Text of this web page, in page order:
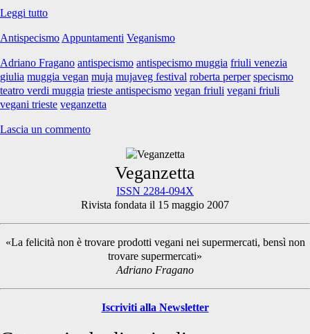
Leggi tuttoParlando
veganismo
antispecismo
a
Muggia
Antispecismo Appuntamenti Veganismo
Adriano Fragano antispecismo antispecismo muggia friuli venezia
giulia muggia vegan muja mujaveg festival roberta perper specismo
teatro verdi muggia trieste antispecismo vegan friuli vegani friuli
vegani trieste veganzetta
Lascia un commento
Sidebar
Veganzetta
ISSN 2284-094X
Rivista fondata il 15 maggio 2007
«La felicità non è trovare prodotti vegani nei supermercati, bensì non
trovare supermercati»
Adriano Fragano
Iscriviti alla Newsletter